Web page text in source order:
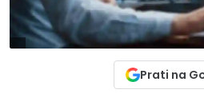
Prati na